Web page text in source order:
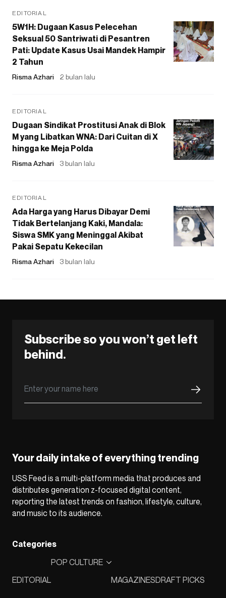
EDITORIAL
5W1H: Dugaan Kasus Pelecehan
Seksual 50 Santriwati di Pesantren
Pati: Update Kasus Usai Mandek Hampir
2 Tahun
Risma Azhari 2 bulan lalu
EDITORIAL
Dugaan Sindikat Prostitusi Anak di Blok
M yang Libatkan WNA: Dari Cuitan di X
hingga ke Meja Polda
Risma Azhari 3 bulan lalu
EDITORIAL
Ada Harga yang Harus Dibayar Demi
Tidak Bertelanjang Kaki, Mandala:
Siswa SMK yang Meninggal Akibat
Pakai Sepatu Kekecilan
Risma Azhari 3 bulan lalu
Subscribe so you won’t get left
behind.
Your daily intake of everything trending
USS Feed is a multi-platform media that produces and
distributes generation z-focused digital content,
reporting the latest trends on fashion, lifestyle, culture,
and music to its audience.
Categories
EDITORIAL
POP CULTURE
MAGAZINESDRAFT PICKS